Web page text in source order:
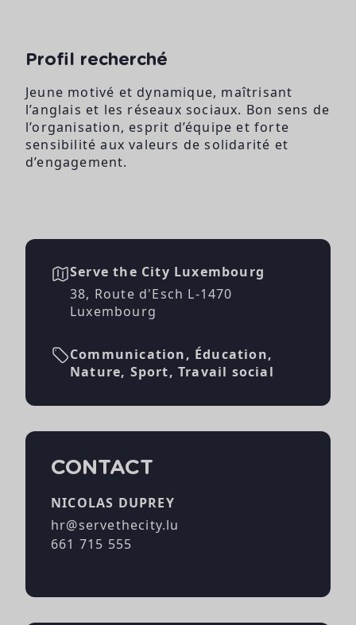
Profil recherché
Jeune motivé et dynamique, maîtrisant
l’anglais et les réseaux sociaux. Bon sens de
l’organisation, esprit d’équipe et forte
sensibilité aux valeurs de solidarité et
d’engagement.
Serve the City Luxembourg
38, Route d'Esch L-1470
Luxembourg
Communication, Éducation,
Nature, Sport, Travail social
CONTACT
NICOLAS DUPREY
hr@servethecity.lu
661 715 555